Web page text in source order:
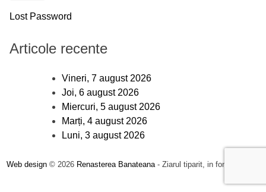
Lost Password
Articole recente
Vineri, 7 august 2026
Joi, 6 august 2026
Miercuri, 5 august 2026
Marți, 4 august 2026
Luni, 3 august 2026
Web design© 2026 Renasterea Banateana- Ziarul tiparit, in format online